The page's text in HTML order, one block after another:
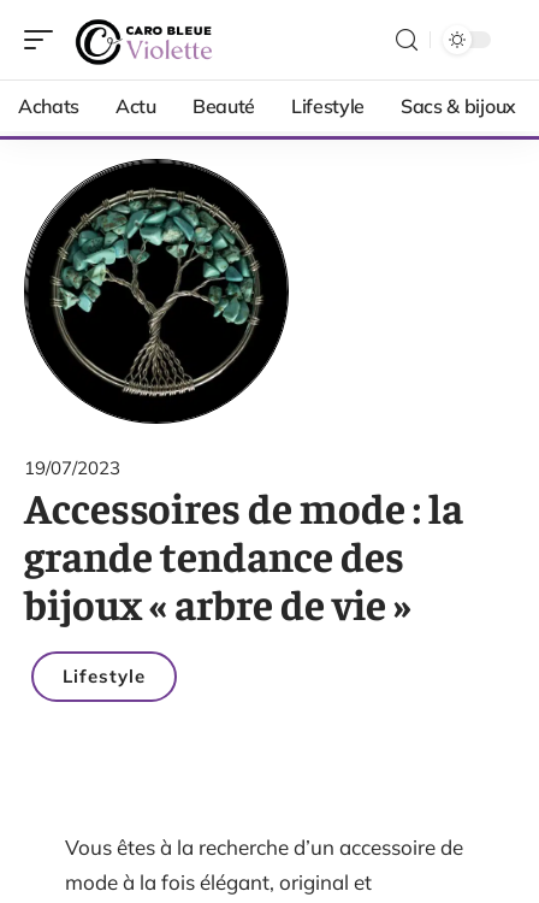
Achats Actu Beauté Lifestyle Sacs & bijoux
19/07/2023
Accessoires de mode : la
grande tendance des
bijoux « arbre de vie »
Lifestyle
Vous êtes à la recherche d’un accessoire de
mode à la fois élégant, original et